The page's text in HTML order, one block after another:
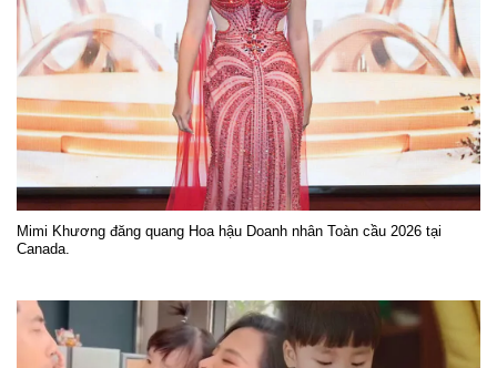
Mimi Khương đăng quang Hoa hậu Doanh nhân Toàn cầu 2026 tại
Canada.